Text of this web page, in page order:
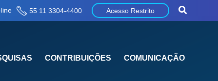
55 11 3304-4400 Acesso Restrito
CONTRIBUIÇÕES COMUNICAÇÃO